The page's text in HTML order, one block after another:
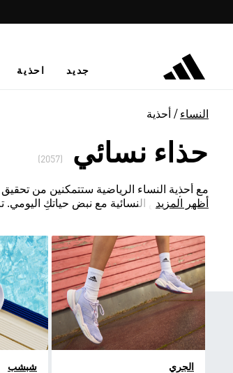
جديد احذية
النساء أحذية
حذاء نسائي (2057)
مع أحذية النساء الرياضية ستتمكنين من
أحذية أديداس النسائية مع نبض حياتكِ
أظهر المزيد
الجري شبشب